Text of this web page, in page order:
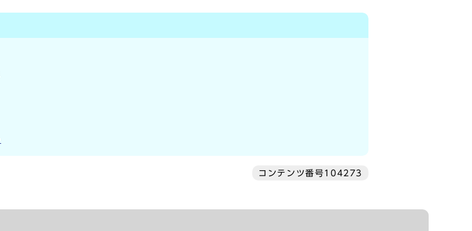
コンテンツ番号104273